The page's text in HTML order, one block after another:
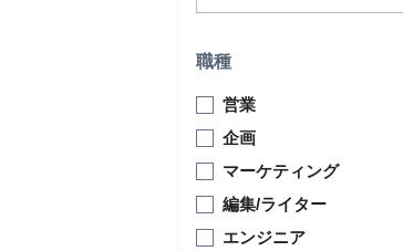
職種
営業
企画
マーケティング
編集/ライター
エンジニア